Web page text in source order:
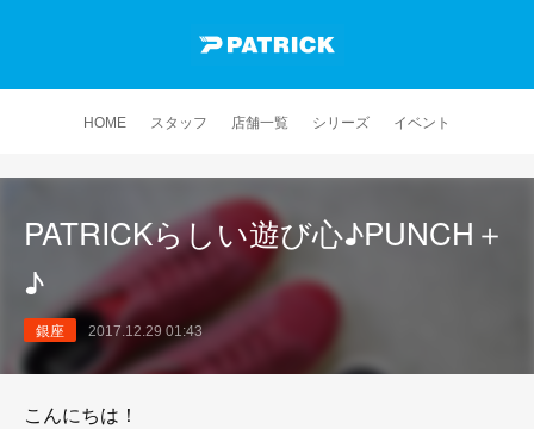
HOME スタッフ 店舗一覧 シリーズ イベント
PATRICKらしい遊び心♪PUNCH＋
♪
銀座 2017.12.29 01:43
こんにちは！